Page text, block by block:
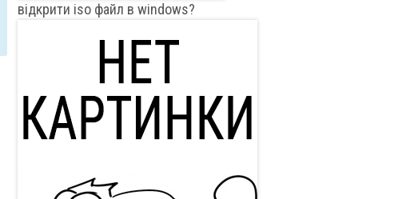
відкрити iso файл в windows?